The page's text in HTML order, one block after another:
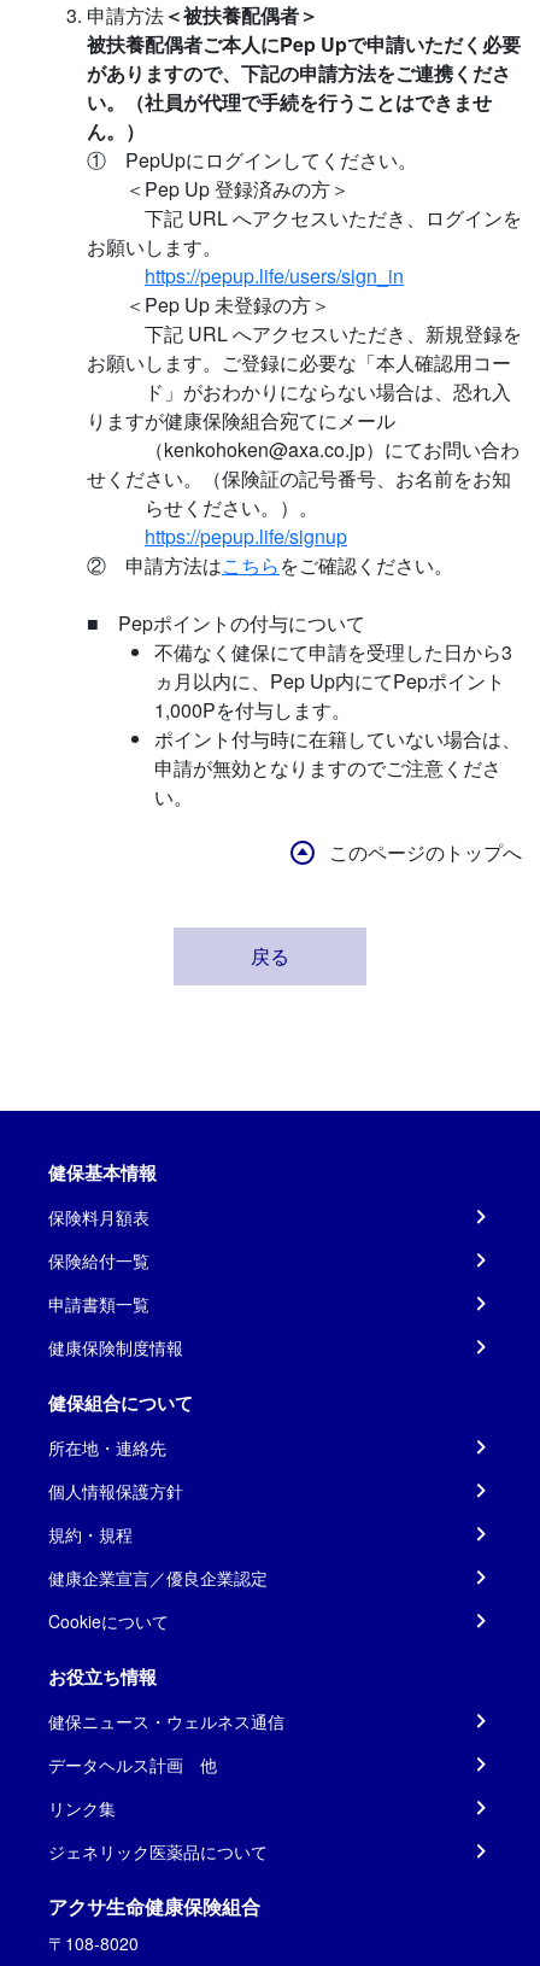
申請方法＜被扶養配偶者＞
被扶養配偶者ご本人にPep Upで申請いただく必要
がありますので、下記の申請方法をご連携くださ
い。（社員が代理で手続を行うことはできませ
ん。）
① PepUpにログインしてください。
＜Pep Up 登録済みの方＞
下記 URL へアクセスいただき、ログインを
お願いします。
https://pepup.life/users/sign_in
＜Pep Up 未登録の方＞
下記 URL へアクセスいただき、新規登録を
お願いします。ご登録に必要な「本人確認用コー
ド」がおわかりにならない場合は、恐れ入
りますが健康保険組合宛てにメール
（kenkohoken@axa.co.jp）にてお問い合わ
せください。（保険証の記号番号、お名前をお知
らせください。）。
https://pepup.life/signup
② 申請方法はこちらをご確認ください。
■ Pepポイントの付与について
不備なく健保にて申請を受理した日から3
ヵ月以内に、Pep Up内にてPepポイント
1,000Pを付与します。
ポイント付与時に在籍していない場合は、
申請が無効となりますのでご注意くださ
い。
このページのトップへ
戻る
健保基本情報
保険料月額表
保険給付一覧
申請書類一覧
健康保険制度情報
健保組合について
所在地・連絡先
個人情報保護方針
規約・規程
健康企業宣言／優良企業認定
Cookieについて
お役立ち情報
健保ニュース・ウェルネス通信
データヘルス計画 他
リンク集
ジェネリック医薬品について
アクサ生命健康保険組合
〒108-8020